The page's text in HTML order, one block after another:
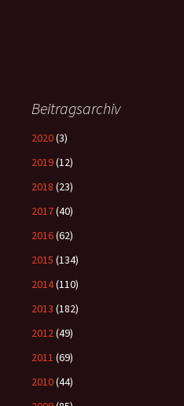
Beitragsarchiv
2020(3)
2019(12)
2018 (23)
2017(40)
2016(62)
2015 (134)
2014(110)
2013 (182)
2012(49)
2011 (69)
2010(44)